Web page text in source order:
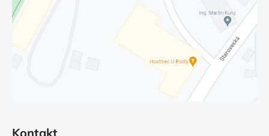
Kontakt